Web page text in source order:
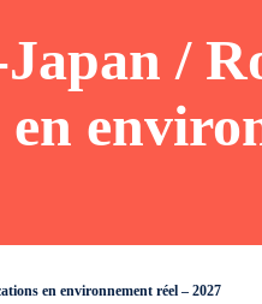
/
en environnement réel – 2027